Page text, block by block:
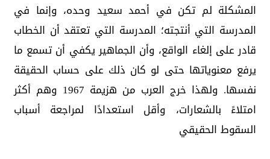
المشكلة لم تكن في أحمد سعيد وحده، وإنما في
المدرسة التي أنتجته؛ المدرسة التي تعتقد أن الخطاب
قادر على إلغاء الواقع، وأن الجماهير يكفي أن تسمع ما
يرفع معنوياتها حتى لو كان ذلك على حساب الحقيقة
نفسها. ولهذا خرج العرب من هزيمة 1967 وهم أكثر
امتلاءً بالشعارات، وأقل استعدادًا لمراجعة أسباب
السقوط الحقيقي